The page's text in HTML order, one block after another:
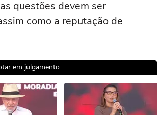
questões devem ser
como a reputação de
em julgamento :